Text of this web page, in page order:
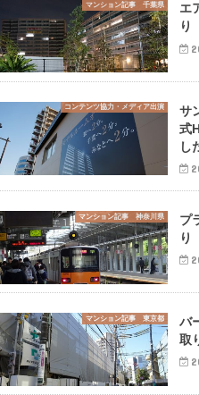
マンション記事 千葉県
エ
り
コンテンツ協力・メディア出演
サ
式
し
マンション記事 神奈川県
プ
り
マンション記事 東京都
バ
取